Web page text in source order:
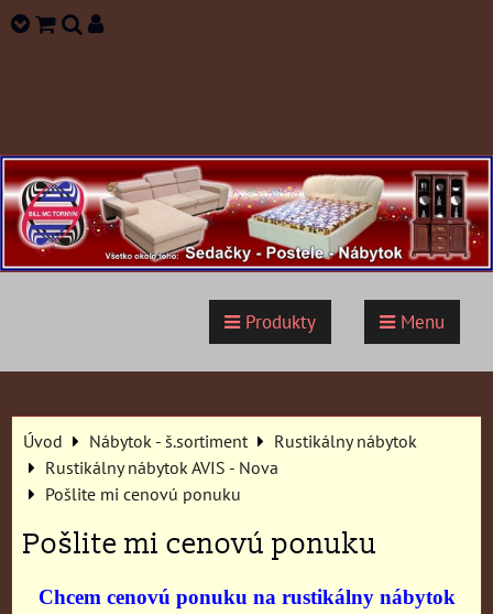
Produkty Menu
Úvod Nábytok - š.sortiment
Rustikálny nábytok
Rustikálny nábytok AVIS - Nova
Pošlite mi cenovú ponuku
Pošlite mi cenovú ponuku
Chcem cenovú ponuku na rustikálny nábytok